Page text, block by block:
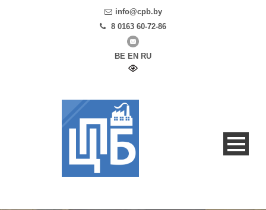
info@cpb.by
8 0163 60-72-86
BE EN RU